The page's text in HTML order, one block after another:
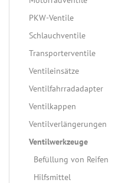
PKW-Ventile
Schlauchventile
Transporterventile
Ventileinsätze
Ventilfahrradadapter
Ventilkappen
Ventilverlängerungen
Ventilwerkzeuge
Befüllung von Reifen
Hilfsmittel